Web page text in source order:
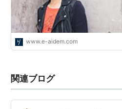
www.e-aidem.com
関連ブログ